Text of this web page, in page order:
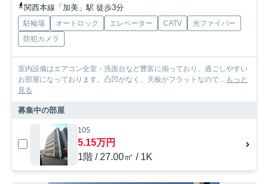
関西本線「加美」駅 徒歩3分
駐輪場 オートロック エレベーター CATV
光ファイバー
防犯カメラ
室内設備はエアコン全室・洗面台など豊富に揃っており、過ごしやすい
お部屋になっております。凸凹がなく、天板がフラットなので... もっと
見る
募集中の部屋
105
5.15万円
1階 / 27.00㎡ / 1K